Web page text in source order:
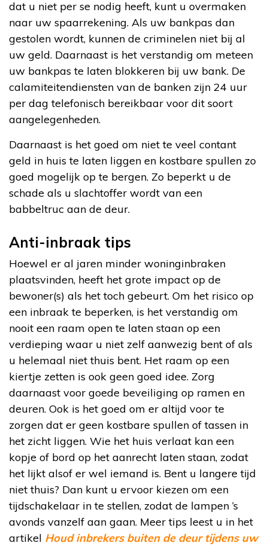
dat u niet per se nodig heeft, kunt u overmaken
naar uw spaarrekening. Als uw bankpas dan
gestolen wordt, kunnen de criminelen niet bij al
uw geld. Daarnaast is het verstandig om meteen
uw bankpas te laten blokkeren bij uw bank. De
calamiteitendiensten van de banken zijn 24 uur
per dag telefonisch bereikbaar voor dit soort
aangelegenheden.
Daarnaast is het goed om niet te veel contant
geld in huis te laten liggen en kostbare spullen zo
goed mogelijk op te bergen. Zo beperkt u de
schade als u slachtoffer wordt van een
babbeltruc aan de deur.
Anti-inbraak tips
Hoewel er al jaren minder woninginbraken
plaatsvinden, heeft het grote impact op de
bewoner(s) als het toch gebeurt. Om het risico op
een inbraak te beperken, is het verstandig om
nooit een raam open te laten staan op een
verdieping waar u niet zelf aanwezig bent of als
u helemaal niet thuis bent. Het raam op een
kiertje zetten is ook geen goed idee. Zorg
daarnaast voor goede beveiliging op ramen en
deuren. Ook is het goed om er altijd voor te
zorgen dat er geen kostbare spullen of tassen in
het zicht liggen. Wie het huis verlaat kan een
kopje of bord op het aanrecht laten staan, zodat
het lijkt alsof er wel iemand is. Bent u langere tijd
niet thuis? Dan kunt u ervoor kiezen om een
tijdschakelaar in te stellen, zodat de lampen ’s
avonds vanzelf aan gaan. Meer tips leest u in het
artikel Houd inbrekers buiten de deur tijdens uw